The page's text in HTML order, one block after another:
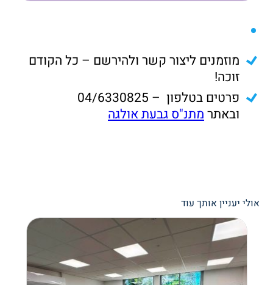
מוזמנים ליצור קשר ולהירשם – כל הקודם
זוכה!
ובאתרמתנ"ס גבעת אולגה
אולי יעניין אותך עוד